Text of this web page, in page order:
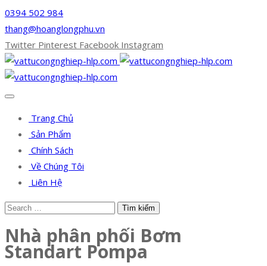
0394 502 984
thang@hoanglongphu.vn
Twitter Pinterest Facebook Instagram
Trang Chủ
Sản Phẩm
Chính Sách
Về Chúng Tôi
Liên Hệ
Nhà phân phối Bơm
Standart Pompa